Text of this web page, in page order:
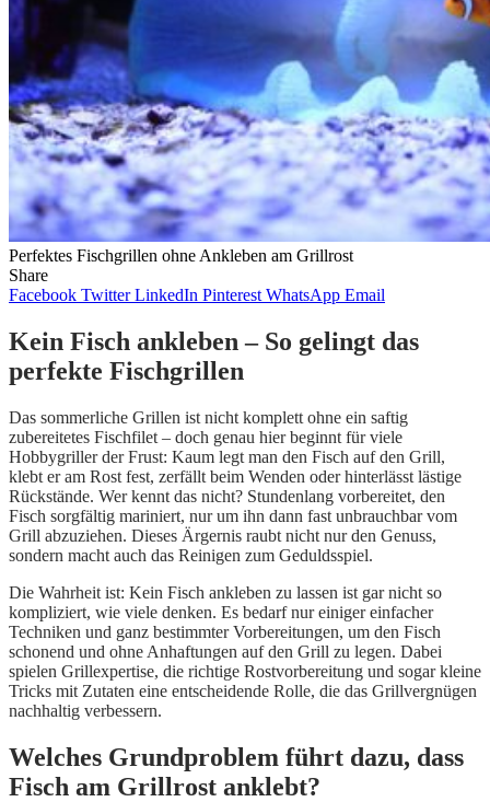
Perfektes Fischgrillen ohne Ankleben am Grillrost
Share
Facebook Twitter LinkedIn Pinterest WhatsApp Email
Kein Fisch ankleben – So gelingt das
perfekte Fischgrillen
Das sommerliche Grillen ist nicht komplett ohne ein saftig
zubereitetes Fischfilet – doch genau hier beginnt für viele
Hobbygriller der Frust: Kaum legt man den Fisch auf den Grill,
klebt er am Rost fest, zerfällt beim Wenden oder hinterlässt lästige
Rückstände. Wer kennt das nicht? Stundenlang vorbereitet, den
Fisch sorgfältig mariniert, nur um ihn dann fast unbrauchbar vom
Grill abzuziehen. Dieses Ärgernis raubt nicht nur den Genuss,
sondern macht auch das Reinigen zum Geduldsspiel.
Die Wahrheit ist: Kein Fisch ankleben zu lassen ist gar nicht so
kompliziert, wie viele denken. Es bedarf nur einiger einfacher
Techniken und ganz bestimmter Vorbereitungen, um den Fisch
schonend und ohne Anhaftungen auf den Grill zu legen. Dabei
spielen Grillexpertise, die richtige Rostvorbereitung und sogar kleine
Tricks mit Zutaten eine entscheidende Rolle, die das Grillvergnügen
nachhaltig verbessern.
Welches Grundproblem führt dazu, dass
Fisch am Grillrost anklebt?